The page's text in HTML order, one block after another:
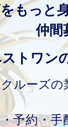
もっと
仲間
トワン
ルーズの
予約・